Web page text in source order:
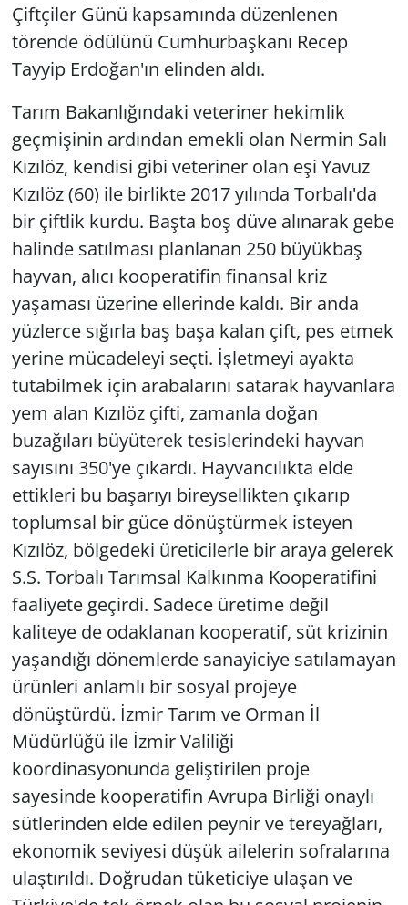
Çiftçiler Günü kapsamında düzenlenen
törende ödülünü Cumhurbaşkanı Recep
Tayyip Erdoğan'ın elinden aldı.
Tarım Bakanlığındaki veteriner hekimlik
geçmişinin ardından emekli olan Nermin Salı
Kızılöz, kendisi gibi veteriner olan eşi Yavuz
Kızılöz (60) ile birlikte 2017 yılında Torbalı'da
bir çiftlik kurdu. Başta boş düve alınarak gebe
halinde satılması planlanan 250 büyükbaş
hayvan, alıcı kooperatifin finansal kriz
yaşaması üzerine ellerinde kaldı. Bir anda
yüzlerce sığırla baş başa kalan çift, pes etmek
yerine mücadeleyi seçti. İşletmeyi ayakta
tutabilmek için arabalarını satarak hayvanlara
yem alan Kızılöz çifti, zamanla doğan
buzağıları büyüterek tesislerindeki hayvan
sayısını 350'ye çıkardı. Hayvancılıkta elde
ettikleri bu başarıyı bireysellikten çıkarıp
toplumsal bir güce dönüştürmek isteyen
Kızılöz, bölgedeki üreticilerle bir araya gelerek
S.S. Torbalı Tarımsal Kalkınma Kooperatifini
faaliyete geçirdi. Sadece üretime değil
kaliteye de odaklanan kooperatif, süt krizinin
yaşandığı dönemlerde sanayiciye satılamayan
ürünleri anlamlı bir sosyal projeye
dönüştürdü. İzmir Tarım ve Orman İl
Müdürlüğü ile İzmir Valiliği
koordinasyonunda geliştirilen proje
sayesinde kooperatifin Avrupa Birliği onaylı
sütlerinden elde edilen peynir ve tereyağları,
ekonomik seviyesi düşük ailelerin sofralarına
ulaştırıldı. Doğrudan tüketiciye ulaşan ve